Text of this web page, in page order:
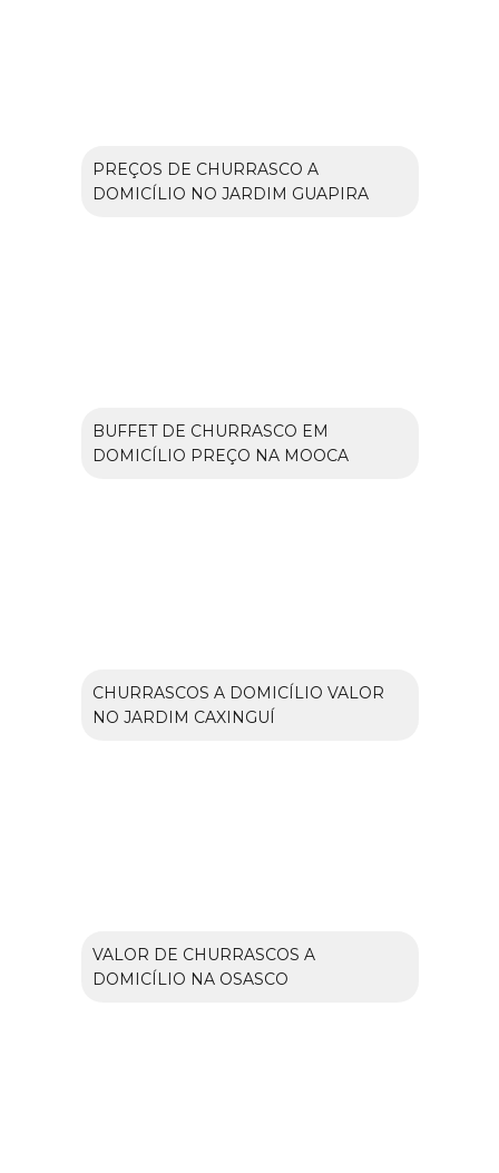
PREÇOS DE CHURRASCO A
DOMICÍLIO NO JARDIM GUAPIRA
BUFFET DE CHURRASCO EM
DOMICÍLIO PREÇO NA MOOCA
CHURRASCOS A DOMICÍLIO VALOR
NO JARDIM CAXINGUÍ
VALOR DE CHURRASCOS A
DOMICÍLIO NA OSASCO